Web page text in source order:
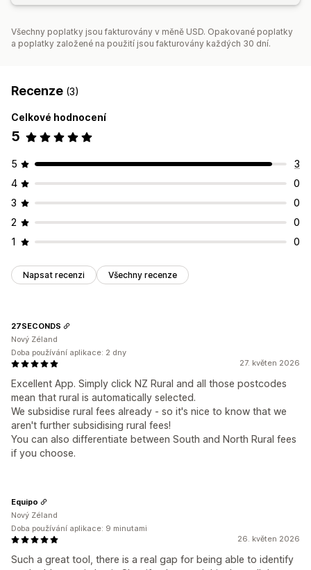
Všechny poplatky jsou fakturovány v měně USD. Opakované poplatky
a poplatky založené na použití jsou fakturovány každých 30 dní.
Recenze (3)
Celkové hodnocení
5
5
3
4
0
3
0
2
0
1
0
Napsat recenzi Všechny recenze
27. květen 2026
Excellent App. Simply click NZ Rural and all those postcodes
mean that rural is automatically selected.
We subsidise rural fees already - so it's nice to know that we
aren't further subsidising rural fees!
You can also differentiate between South and North Rural fees
if you choose.
27SECONDS
Nový Zéland
Doba používání aplikace: 2 dny
26. květen 2026
Such a great tool, there is a real gap for being able to identify
Equipo
Nový Zéland
Doba používání aplikace: 9 minutami